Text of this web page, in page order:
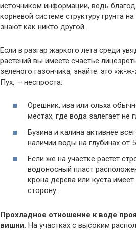
источником информации, ведь
корневой системе структуру грунта
знают как никто другой.
Если в разгар жаркого лета среди
растений вы имеете счастье
зеленого газончика, знайте: это «ж-
Пух, — неспроста:
Орешник, ива или ольха
местах, где вода залегает не
Бузина и калина активнее
наличии воды на глубинах от
Если же на участке растет
водоносный пласт
крона дерева или куста
сторону.
Прохладное отношение к воде
вишни. На участках с высоким